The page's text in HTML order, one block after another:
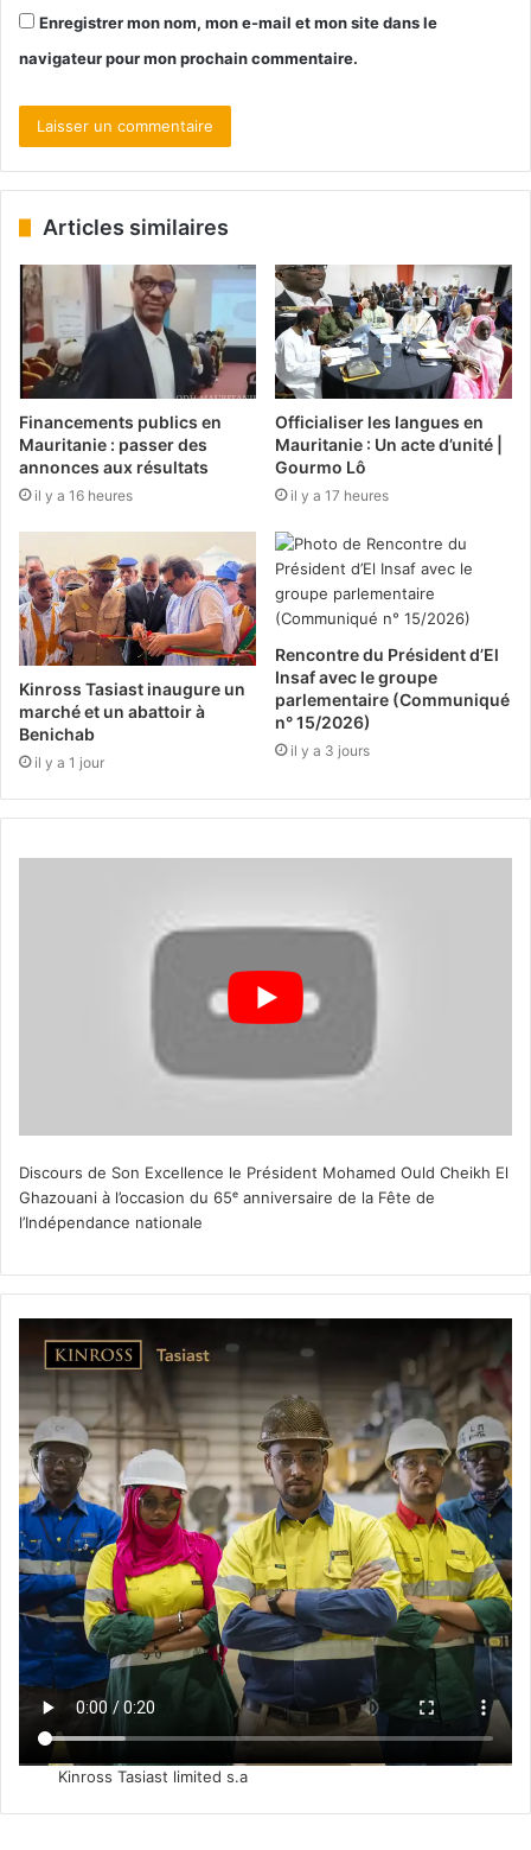
Enregistrer mon nom, mon e-mail et mon site dans le
navigateur pour mon prochain commentaire.
Articles similaires
Financements publics en
Mauritanie : passer des
annonces aux résultats
il y a 16 heures
Officialiser les langues en
Mauritanie : Un acte d’unité |
Gourmo Lô
il y a 17 heures
Kinross Tasiast inaugure un
marché et un abattoir à
Benichab
il y a 1 jour
Rencontre du Président d’El
Insaf avec le groupe
parlementaire (Communiqué
n° 15/2026)
il y a 3 jours
Discours de Son Excellence le Président Mohamed Ould Cheikh El
Ghazouani à l’occasion du 65ᵉ anniversaire de la Fête de
l’Indépendance nationale
Kinross Tasiast limited s.a